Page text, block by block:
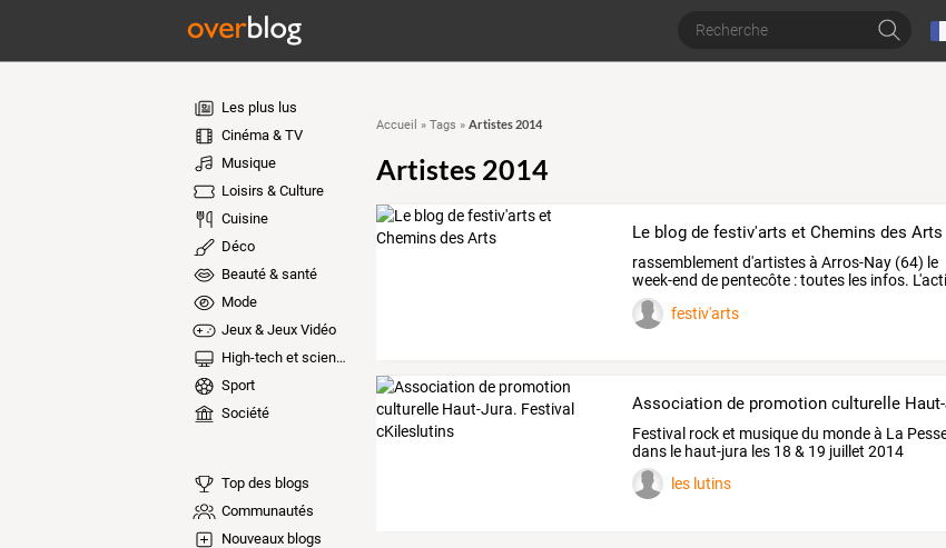
Les plus lus
Cinéma & TV
Musique
Loisirs & Culture
Cuisine
Déco
Beauté & santé
Mode
Jeux & Jeux Vidéo
High-tech et sciences
Sport
Société
Top des blogs
Communautés
Nouveaux blogs
Accueil » Tags » Artistes 2014
Artistes 2014
Le blog de festiv'arts et Chemins des Arts
rassemblement d'artistesà Arros-Nay (64) le
week-end de pentecôte :toutes les infos.
de…
festiv'arts
Festival rock et musique du monde à La
dans le haut-jura les 18 & 19 juillet 2014
les lutins